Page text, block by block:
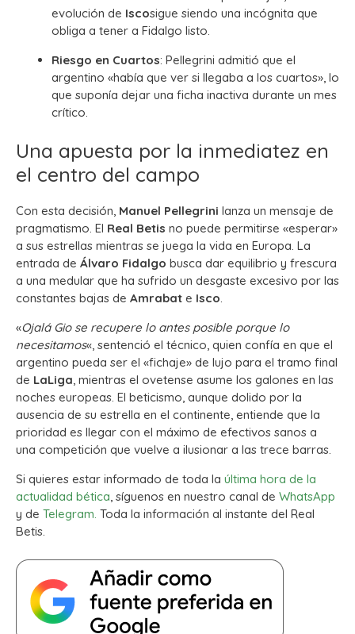
evolución de Iscosigue siendo una incógnita que
obliga a tener a Fidalgo listo.
Riesgo en Cuartos: Pellegrini admitió que el
argentino «había que ver si llegaba a los cuartos», lo
que suponía dejar una ficha inactiva durante un mes
crítico.
Una apuesta por la inmediatez en
el centro del campo
Con esta decisión, Manuel Pellegrini lanza un mensaje de
pragmatismo. El Real Betis no puede permitirse «esperar»
a sus estrellas mientras se juega la vida en Europa. La
entrada de Álvaro Fidalgo busca dar equilibrio y frescura
a una medular que ha sufrido un desgaste excesivo por las
constantes bajas de Amrabat e Isco.
«Ojalá Gio se recupere lo antes posible porque lo
necesitamos«, sentenció el técnico, quien confía en que el
argentino pueda ser el «fichaje» de lujo para el tramo final
de LaLiga, mientras el ovetense asume los galones en las
noches europeas. El beticismo, aunque dolido por la
ausencia de su estrella en el continente, entiende que la
prioridad es llegar con el máximo de efectivos sanos a
una competición que vuelve a ilusionar a las trece barras.
Si quieres estar informado de toda la última hora de la
actualidad bética, síguenos en nuestro canal de WhatsApp
y de Telegram. Toda la información al instante del Real
Betis.